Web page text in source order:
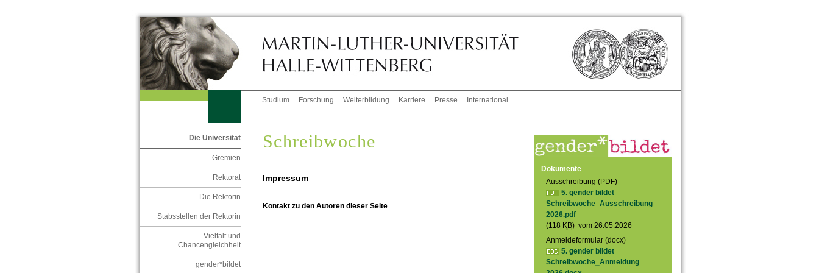
Studium Forschung Weiterbildung Karriere Presse International
Die Universität
Gremien
Rektorat
Die Rektorin
Stabsstellen der Rektorin
Vielfalt und
Chancengleichheit
gender*bildet
Dokumente
Ausschreibung (PDF)
5. gender bildet
Schreibwoche_Ausschreibung
2026.pdf
(118 KB) vom 26.05.2026
Anmeldeformular (docx)
5. gender bildet
Schreibwoche_Anmeldung
Schreibwoche
Impressum
Kontakt zu den Autoren dieser Seite